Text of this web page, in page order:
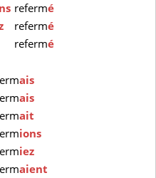
refermé
refermé
refermé
ais
ais
ait
ions
iez
aient